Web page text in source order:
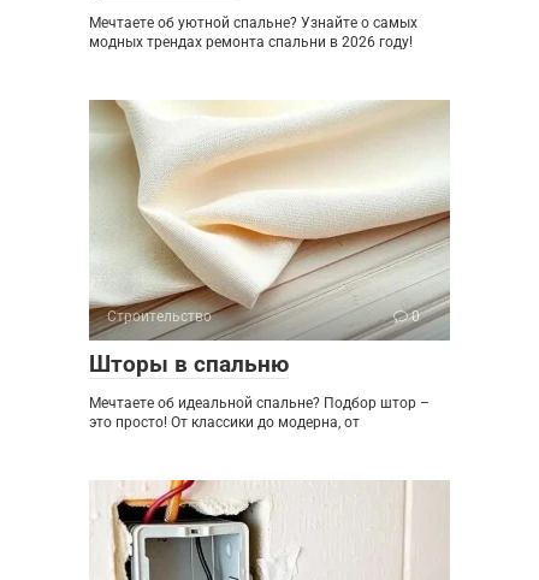
Мечтаете об уютной спальне? Узнайте о самых
модных трендах ремонта спальни в 2026 году!
Строительство 0
Шторы в спальню
Мечтаете об идеальной спальне? Подбор штор –
это просто! От классики до модерна, от